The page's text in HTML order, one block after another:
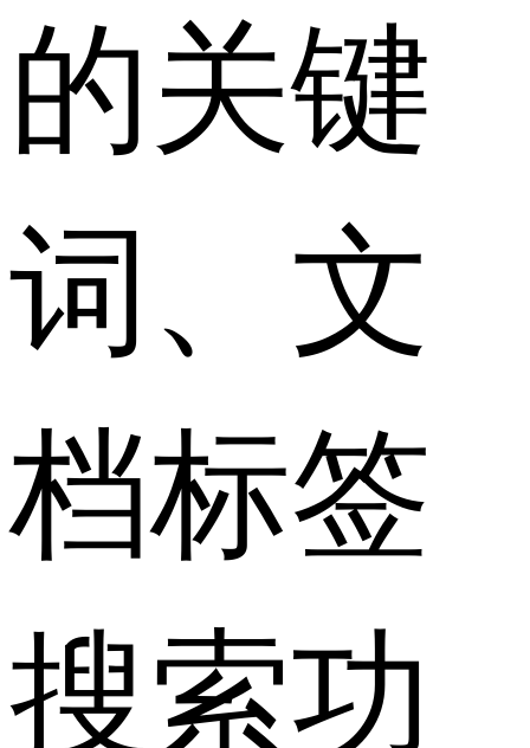
的关键
词、文
档标签
搜索功